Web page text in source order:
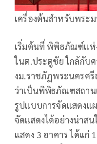
เครื่องต้นสำหรับพระ
เริ่มต้นที่ พิพิธภัณฑ์แห่
ในต.ประตูชัย ใกล้กับศ
งม.ราชภัฏพระนครศรี
ว่าเป็นพิพิธภัณฑสถาน
รูปแบบการจัดแสดงแ
จัดแสดงได้อย่างน่าส
แสดง 3 อาคาร ได้แก่